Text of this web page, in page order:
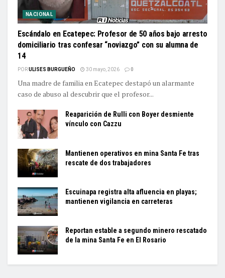
NACIONAL
Escándalo en Ecatepec: Profesor de 50 años bajo arresto
domiciliario tras confesar “noviazgo” con su alumna de
14
PORULISES BURGUEÑO 30 mayo, 2026 0
Una madre de familia en Ecatepec destapó un alarmante
caso de abuso al descubrir que el profesor...
Reaparición de Rulli con Boyer desmiente
vínculo con Cazzu
Mantienen operativos en mina Santa Fe tras
rescate de dos trabajadores
Escuinapa registra alta afluencia en playas;
mantienen vigilancia en carreteras
Reportan estable a segundo minero rescatado
de la mina Santa Fe en El Rosario